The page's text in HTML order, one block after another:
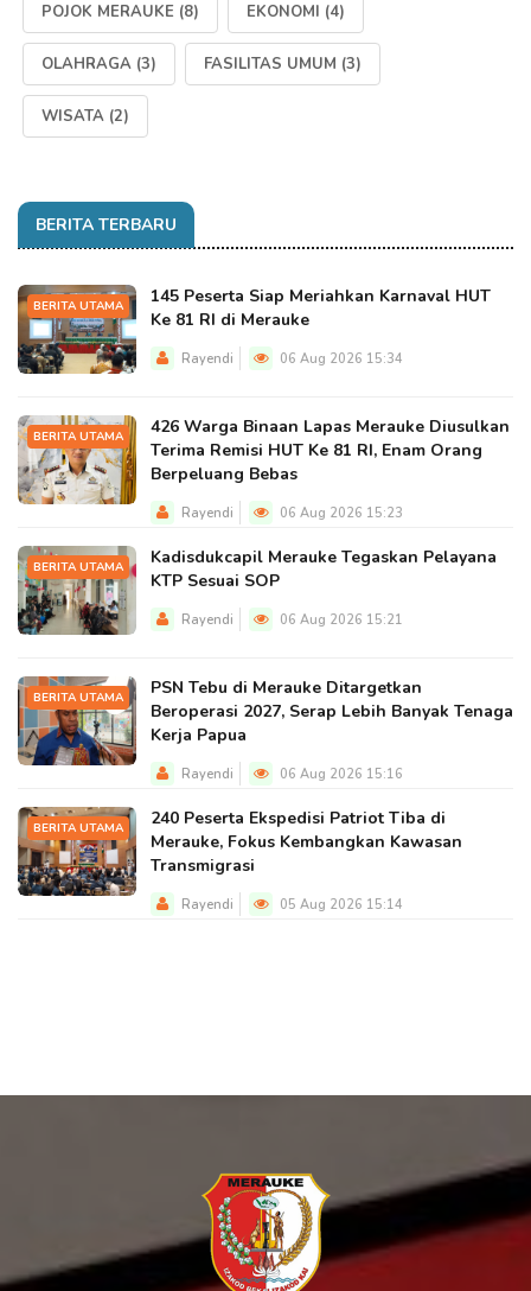
POJOK MERAUKE (8) EKONOMI (4)
OLAHRAGA (3) FASILITAS UMUM (3)
WISATA (2)
BERITA TERBARU
BERITA UTAMA
145 Peserta Siap Meriahkan Karnaval HUT
Ke 81 RI di Merauke
Rayendi 06 Aug 2026 15:34
BERITA UTAMA
426 Warga Binaan Lapas Merauke Diusulkan
Terima Remisi HUT Ke 81 RI, Enam Orang
Berpeluang Bebas
Rayendi 06 Aug 2026 15:23
BERITA UTAMA
Kadisdukcapil Merauke Tegaskan Pelayana
KTP Sesuai SOP
Rayendi 06 Aug 2026 15:21
BERITA UTAMA
PSN Tebu di Merauke Ditargetkan
Beroperasi 2027, Serap Lebih Banyak Tenaga
Kerja Papua
Rayendi 06 Aug 2026 15:16
BERITA UTAMA
240 Peserta Ekspedisi Patriot Tiba di
Merauke, Fokus Kembangkan Kawasan
Transmigrasi
Rayendi 05 Aug 2026 15:14